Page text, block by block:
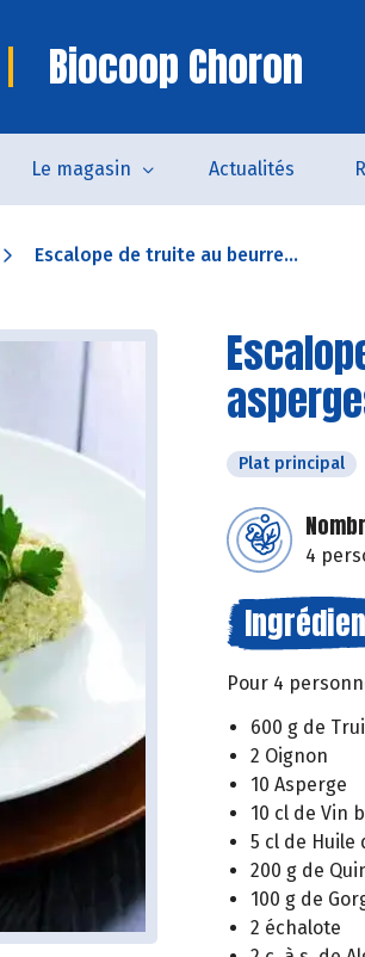
Biocoop Choron
Le magasin Actualités
Escalope de truite au beurre...
Plat principal
4
Pour 4
600 g de
2 Oignon
10 Asperge
10 cl de Vin
5 cl de Huile
200 g de
100 g de
2 échalote